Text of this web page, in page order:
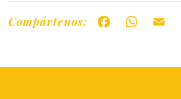
Compártenos: Facebook